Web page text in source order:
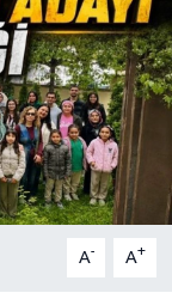
A- A+